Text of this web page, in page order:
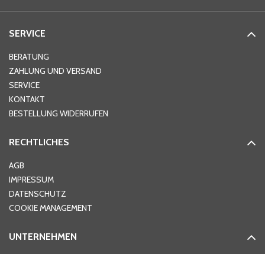
SERVICE
BERATUNG
ZAHLUNG UND VERSAND
SERVICE
KONTAKT
BESTELLUNG WIDERRUFEN
RECHTLICHES
AGB
IMPRESSUM
DATENSCHUTZ
COOKIE MANAGEMENT
UNTERNEHMEN